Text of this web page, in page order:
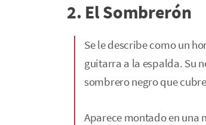
2. El Sombrerón
Se le describe como un
guitarra a la espalda. Su
sombrero negro que
Aparece montado en una